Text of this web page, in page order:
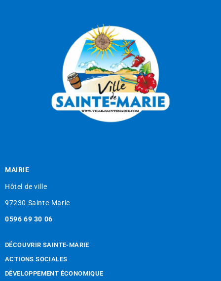
MAIRIE
Hôtel de ville
97230 Sainte-Marie
0596 69 30 06
DÉCOUVRIR SAINTE-MARIE
ACTIONS SOCIALES
DÉVELOPPEMENT ÉCONOMIQUE